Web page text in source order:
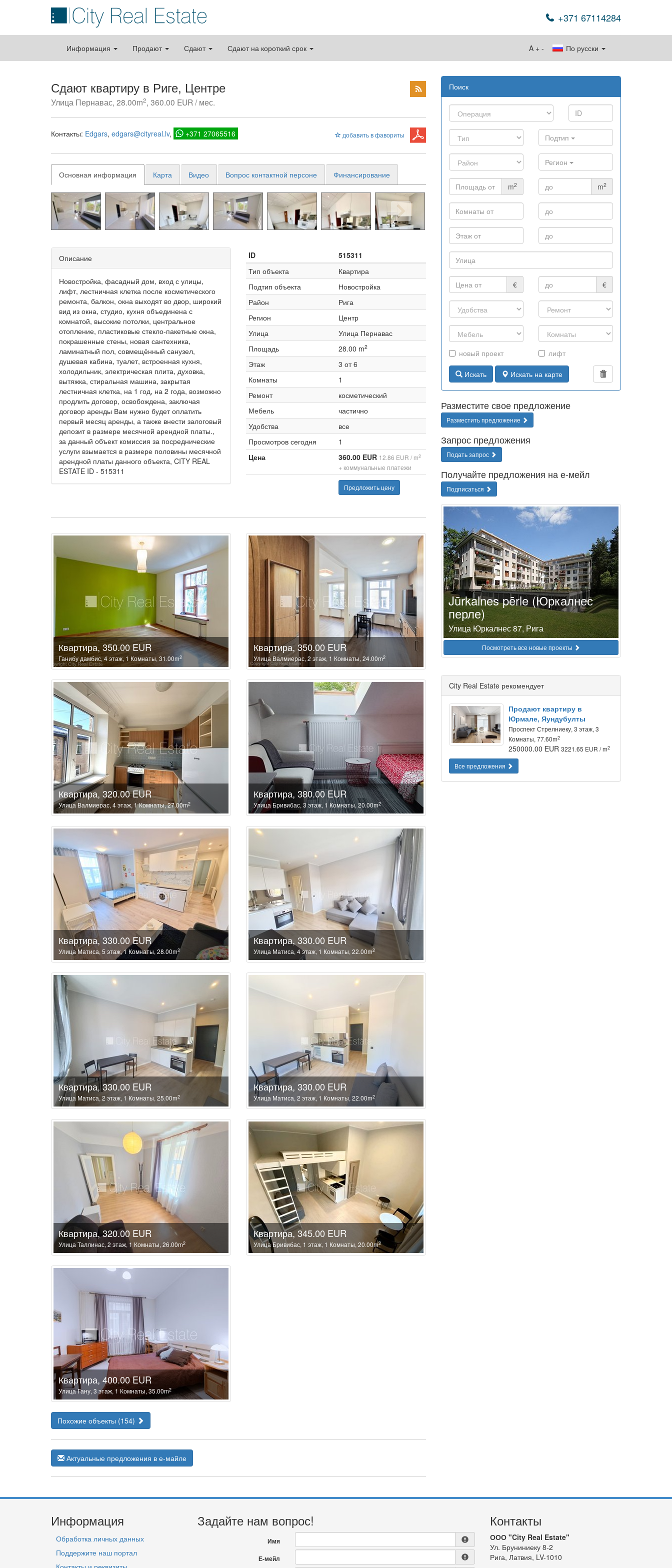
+371 67114284
Информация Продают Сдают Сдают на короткий срок По русски
A + -
Сдают квартиру в Риге, Центре
Улица Пернавас, 28.00m2, 360.00 EUR / мес.
добавить в фавориты
Контакты: Edgars edgars@cityreal.lv +371 27065516
Основная информация Карта Видео Вопрос контактной персоне Финансирование
Описание
Новостройка, фасадный дом, вход с улицы,
лифт, лестничная клетка после косметического
ремонта, балкон, окна выходят во двор, широкий
вид из окна, студио, кухня объединена с
комнатой, высокие потолки, центральное
отопление, пластиковые стекло-пакетные окна,
покрашенные стены, новая сантехника,
ламинатный пол, совмещённый санузел,
душевая кабина, туалет, встроенная кухня,
холодильник, электрическая плита, духовка,
вытяжка, стиральная машина, закрытая
лестничная клетка, на 1 год, на 2 года, возможно
продлить договор, освобождена, заключая
договор аренды Вам нужно будет оплатить
первый месяц аренды, а также внести залоговый
депозит в размере месячной арендной платы.,
за данный объект комиссия за посреднические
услуги взымается в размере половины месячной
арендной платы данного объекта, CITY REAL
ESTATE ID - 515311
ID
515311
Тип объекта
Квартира
Подтип объекта
Новостройка
Район
Рига
Регион
Центр
Улица
Улица Пернавас
Площадь
28.00 m2
Этаж
3 от 6
Комнаты
1
Ремонт
косметический
Мебель
частично
Удобства
все
Просмотров сегодня
1
Цена
360.00 EUR 12.86 EUR / m2
+ коммунальные платежи
Предложить цену
Квартира, 350.00 EUR
Ганибу дамбис, 4 этаж, 1 Комнаты, 31.00m2
Квартира, 350.00 EUR
Улица Валмиерас, 2 этаж, 1 Комнаты, 24.00m2
Квартира, 320.00 EUR
Улица Валмиерас, 4 этаж, 1 Комнаты, 27.00m2
Квартира, 380.00 EUR
Улица Бривибас, 3 этаж, 1 Комнаты, 20.00m2
Квартира, 330.00 EUR
Улица Матиса, 5 этаж, 1 Комнаты, 28.00m2
Квартира, 330.00 EUR
Улица Матиса, 4 этаж, 1 Комнаты, 22.00m2
Квартира, 330.00 EUR
Улица Матиса, 2 этаж, 1 Комнаты, 25.00m2
Квартира, 330.00 EUR
Улица Матиса, 2 этаж, 1 Комнаты, 22.00m2
Квартира, 320.00 EUR
Улица Таллинас, 2 этаж, 1 Комнаты, 26.00m2
Квартира, 345.00 EUR
Улица Бривибас, 1 этаж, 1 Комнаты, 20.00m2
Квартира, 400.00 EUR
Улица Гану, 3 этаж, 1 Комнаты, 35.00m2
Похожие объекты (154)
Актуальные предложения в е-майле
Поиск
Подтип
Регион
m2 m2
€ €
новый проект лифт
Искать Искать на карте
Разместите свое предложение
Разместить предложение
Запрос предложения
Подать запрос
Получайте предложения на е-мейл
Подписаться
Jūrkalnes pērle (Юркалнес
перле)
Улица Юркалнес 87, Рига
Посмотреть все новые проекты
City Real Estate рекомендует
Продают квартиру в
Юрмале, Яундубулты
Проспект Стрелниеку, 3 этаж, 3
Комнаты, 77.60m2
250000.00 EUR3221.65 EUR / m2
Все предложения
Информация
Обработка личных данных
Поддержите наш портал
Задайте нам вопрос!
Имя
Е-мейл
Контакты
ООО "City Real Estate"
Ул. Бруниниеку 8-2
Рига, Латвия, LV-1010